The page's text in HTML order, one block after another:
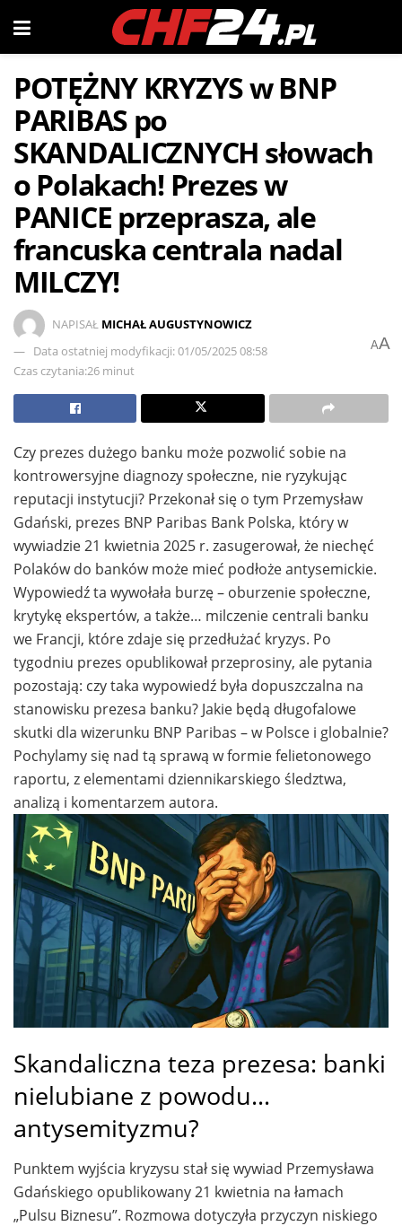
POTĘŻNY KRYZYS w BNP
PARIBAS po
SKANDALICZNYCH słowach
o Polakach! Prezes w
PANICE przeprasza, ale
francuska centrala nadal
MILCZY!
NAPISAŁ MICHAŁ AUGUSTYNOWICZ
Data ostatniej modyfikacji: 01/05/2025 08:58
Czas czytania:26 minut
AA
Czy prezes dużego banku może pozwolić sobie na
kontrowersyjne diagnozy społeczne, nie ryzykując
reputacji instytucji? Przekonał się o tym Przemysław
Gdański, prezes BNP Paribas Bank Polska, który w
wywiadzie 21 kwietnia 2025 r. zasugerował, że niechęć
Polaków do banków może mieć podłoże antysemickie.
Wypowiedź ta wywołała burzę – oburzenie społeczne,
krytykę ekspertów, a także… milczenie centrali banku
we Francji, które zdaje się przedłużać kryzys. Po
tygodniu prezes opublikował przeprosiny, ale pytania
pozostają: czy taka wypowiedź była dopuszczalna na
stanowisku prezesa banku? Jakie będą długofalowe
skutki dla wizerunku BNP Paribas – w Polsce i globalnie?
Pochylamy się nad tą sprawą w formie felietonowego
raportu, z elementami dziennikarskiego śledztwa,
analizą i komentarzem autora.
Skandaliczna teza prezesa: banki
nielubiane z powodu…
antysemityzmu?
Punktem wyjścia kryzysu stał się wywiad Przemysława
Gdańskiego opublikowany 21 kwietnia na łamach
„Pulsu Biznesu”. Rozmowa dotyczyła przyczyn niskiego